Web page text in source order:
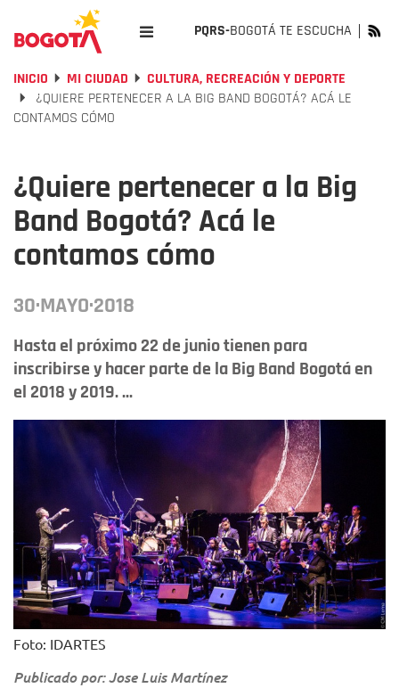
PQRS-BOGOTÁ TE ESCUCHA
INICIO MI CIUDAD
CULTURA, RECREACIÓN Y DEPORTE
¿QUIERE PERTENECER A LA BIG BAND BOGOTÁ? ACÁ LE
CONTAMOS CÓMO
¿Quiere pertenecer a la Big
Band Bogotá? Acá le
contamos cómo
30·MAYO·2018
Hasta el próximo 22 de junio tienen para
inscribirse y hacer parte de la Big Band Bogotá en
el 2018 y 2019. ...
Foto: IDARTES
Publicado por: Jose Luis Martínez